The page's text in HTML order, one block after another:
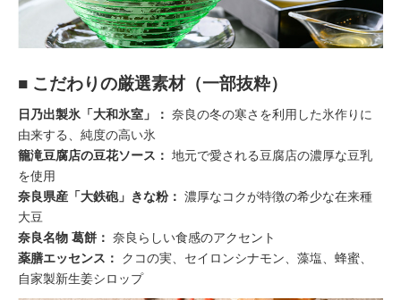
■ こだわりの厳選素材（一部抜粋）
日乃出製氷「大和氷室」： 奈良の冬の寒さを利用した氷作りに
由来する、純度の高い氷
籠滝豆腐店の豆花ソース： 地元で愛される豆腐店の濃厚な豆乳
を使用
奈良県産「大鉄砲」きな粉： 濃厚なコクが特徴の希少な在来種
大豆
奈良名物 葛餅： 奈良らしい食感のアクセント
薬膳エッセンス：
クコの実、セイロンシナモン、藻塩、蜂蜜、
自家製新生姜シロップ